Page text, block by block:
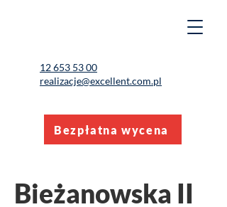
12 653 53 00
realizacje@excellent.com.pl
Bezpłatna wycena
Bieżanowska II